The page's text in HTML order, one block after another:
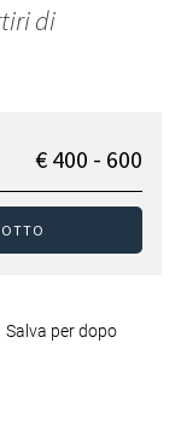
di
€ 400 - 600
Salva per dopo